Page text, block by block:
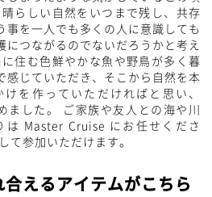
らしい自然をいつまで残し、共存
事を一人でも多くの人に意識しても
につながるのでないだろうかと考え
住む色鮮やかな魚や野鳥が多く暮
感じていただき、そこから自然を本
を作っていただければと思い、
ました。 ご家族や友人との海や川
は Master Cruise にお任せくださ
て参加いただけます。
えるアイテムがこちら